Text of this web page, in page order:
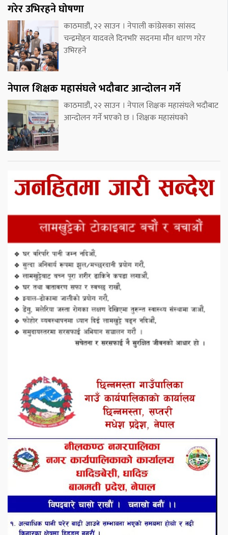
गरेर उभिरहने घोषणा
काठमाडौं, २२ साउन । नेपाली कांग्रेसका सांसद
चन्द्रमोहन यादवले दिनभरि सदनमा मौन धारण गरेर
उभिरहने
नेपाल शिक्षक महासंघले भदौबाट आन्दोलन गर्ने
काठमाडौं, २२ साउन । नेपाल शिक्षक महासंघले भदौबाट
आन्दोलन गर्ने भएको छ । शिक्षक महासंघको